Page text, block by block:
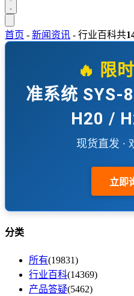
首页 - 新闻资讯 - 行业百科共
🔥 限
准系统 SYS-
H20 /
现货直发 ·
立即
分类
所有(19831)
行业百科(14369)
产品答疑(5462)